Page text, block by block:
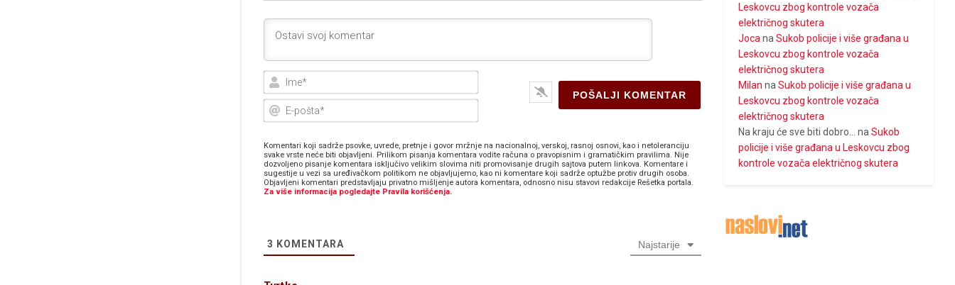
Ime*
E-
Komentari koji sadrže psovke, uvrede, pretnje i govor mržnje na nacionalnoj, verskoj, rasnoj osnovi, kao i netoleranciju
svake vrste neće biti objavljeni. Prilikom pisanja komentara vodite računa o pravopisnim i gramatičkim pravilima. Nije
dozvoljeno pisanje komentara isključivo velikim slovima niti promovisanje drugih sajtova putem linkova. Komentare i
sugestije u vezi sa uređivačkom politikom ne objavljujemo, kao ni komentare koji sadrže optužbe protiv drugih osoba.
Objavljeni komentari predstavljaju privatno mišljenje autora komentara, odnosno nisu stavovi redakcije Rešetka portala.
Za više informacija pogledajte Pravila korišćenja.
3 KOMENTARA Najstarije
Leskovcu zbog kontrole vozača
električnog skutera
Joca naSukob policije i više građana u
Leskovcu zbog kontrole vozača
električnog skutera
Milan naSukob policije i više građana u
Leskovcu zbog kontrole vozača
električnog skutera
Na kraju će sve biti dobro...
naSukob
policije i više građana u Leskovcu zbog
kontrole vozača električnog skutera